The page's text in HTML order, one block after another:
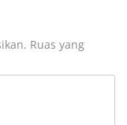
Ruas yang